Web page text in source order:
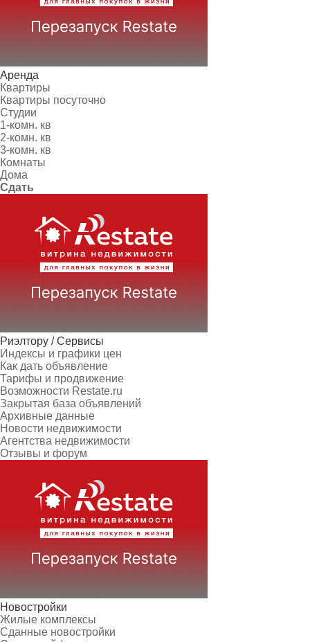
Аренда
Квартиры
Квартиры посуточно
Студии
1-комн. кв
2-комн. кв
3-комн. кв
Комнаты
Дома
Сдать
Риэлтору / Сервисы
Индексы и графики цен
Как дать объявление
Тарифы и продвижение
Возможности Restate.ru
Закрытая база объявлений
Архивные данные
Новости недвижимости
Агентства недвижимости
Отзывы и форум
Новостройки
Жилые комплексы
Сданные новостройки